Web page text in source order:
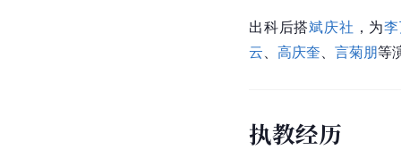
出科后搭斌庆社 ，为
云
高庆奎 言菊朋等
执教经历